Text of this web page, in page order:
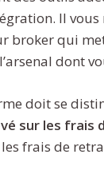
Il vous
broker qui
dont
doit se
sur les frais
frais de